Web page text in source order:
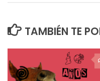
TAMBIÉN TE